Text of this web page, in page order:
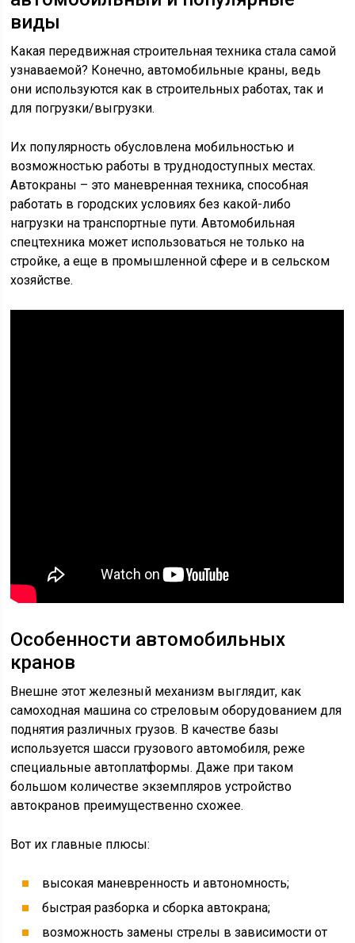
виды
Какая передвижная строительная техника стала самой
узнаваемой? Конечно, автомобильные краны, ведь
они используются как в строительных работах, так и
для погрузки/выгрузки.
Их популярность обусловлена мобильностью и
возможностью работы в труднодоступных местах.
Автокраны – это маневренная техника, способная
работать в городских условиях без какой-либо
нагрузки на транспортные пути. Автомобильная
спецтехника может использоваться не только на
стройке, а еще в промышленной сфере и в сельском
хозяйстве.
Особенности автомобильных
кранов
Внешне этот железный механизм выглядит, как
самоходная машина со стреловым оборудованием для
поднятия различных грузов. В качестве базы
используется шасси грузового автомобиля, реже
специальные автоплатформы. Даже при таком
большом количестве экземпляров устройство
автокранов преимущественно схожее.
Вот их главные плюсы:
высокая маневренность и автономность;
быстрая разборка и сборка автокрана;
возможность замены стрелы в зависимости от